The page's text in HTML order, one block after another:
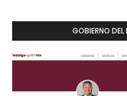
GOBIERNO